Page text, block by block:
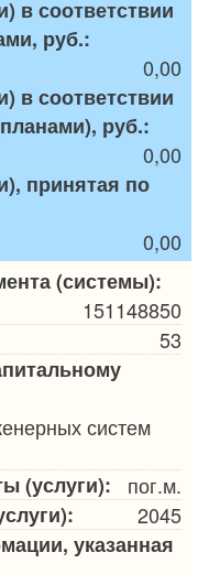
в соответствии
руб.:
0,00
в соответствии
руб.:
0,00
принятая по
0,00
(системы):
151148850
53
систем
(услуги):
пог.м.
2045
указанная